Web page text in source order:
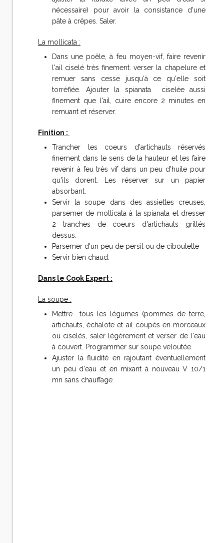
nécessaire) pour avoir la consistance d'une
pâte à crêpes. Saler.
La mollicata :
Dans une poêle, à feu moyen-vif, faire revenir
l'ail ciselé très finement. verser la chapelure et
remuer sans cesse jusqu'à ce qu'elle soit
torréfiée. Ajouter la spianata ciselée aussi
finement que l'ail, cuire encore 2 minutes en
remuant et réserver.
Finition :
Trancher les coeurs d'artichauts réservés
finement dans le sens de la hauteur et les faire
revenir à feu très vif dans un peu d'huile pour
qu'ils dorent. Les réserver sur un papier
absorbant.
Servir la soupe dans des assiettes creuses,
parsemer de mollicata à la spianata et dresser
2 tranches de coeurs d'artichauts grillés
dessus.
Parsemer d'un peu de persil ou de ciboulette
Servir bien chaud.
Dans le Cook Expert :
La soupe :
Mettre tous les légumes (pommes de terre,
artichauts, échalote et ail coupés en morceaux
ou ciselés, saler légèrement et verser de l'eau
à couvert. Programmer sur soupe veloutée.
Ajuster la fluidité en rajoutant éventuellement
un peu d'eau et en mixant à nouveau V 10/1
mn sans chauffage.